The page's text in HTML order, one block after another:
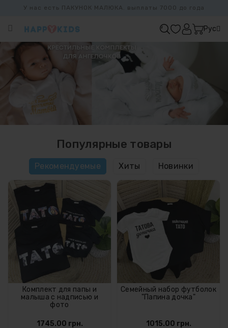
У нас есть ПАКУНОК МАЛЮКА. выплаты 7000 до года
Категории
ХИТ
ПРОДАЖ
КОЛЛЕКЦИЯ
ДЕВОЧКАМ
МАЛЬЧИКАМ
Рус
Популярные товары
Рекомендуемые Хиты Новинки
Комплект для папы и
малыша с надписью и
фото
1745.00 грн.
Семейный набор футболок
"Папина дочка"
1015.00 грн.